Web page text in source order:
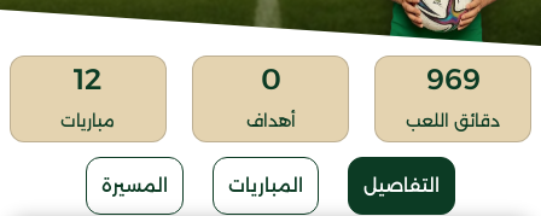
969
دقائق اللعب
0
أهداف
12
مباريات
التفاصيل المباريات المسيرة